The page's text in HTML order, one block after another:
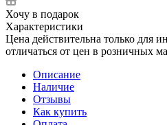
Хочу в подарок
Характеристики
Цена действительна только для
отличаться от цен в розничных
Описание
Наличие
Отзывы
Как купить